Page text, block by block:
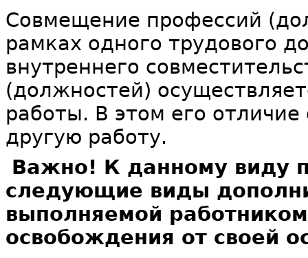
Совмещение профессий
рамках одного трудового
внутреннего
(должностей)
работы. В этом его
другую работу.
Важно! К данному виду
следующие виды
выполняемой
освобождения от своей